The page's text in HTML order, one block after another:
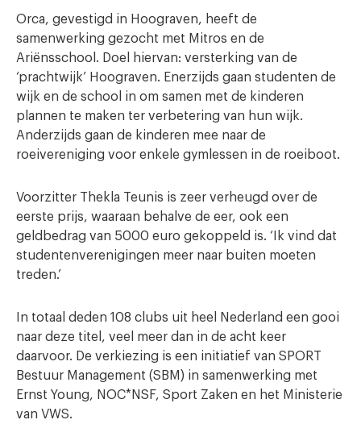
Orca, gevestigd in Hoograven, heeft de
samenwerking gezocht met Mitros en de
Ariënsschool. Doel hiervan: versterking van de
‘prachtwijk’ Hoograven. Enerzijds gaan studenten de
wijk en de school in om samen met de kinderen
plannen te maken ter verbetering van hun wijk.
Anderzijds gaan de kinderen mee naar de
roeivereniging voor enkele gymlessen in de roeiboot.
Voorzitter Thekla Teunis is zeer verheugd over de
eerste prijs, waaraan behalve de eer, ook een
geldbedrag van 5000 euro gekoppeld is. ‘Ik vind dat
studentenverenigingen meer naar buiten moeten
treden.’
In totaal deden 108 clubs uit heel Nederland een gooi
naar deze titel, veel meer dan in de acht keer
daarvoor. De verkiezing is een initiatief van SPORT
Bestuur Management (SBM) in samenwerking met
Ernst Young, NOC*NSF, Sport Zaken en het Ministerie
van VWS.